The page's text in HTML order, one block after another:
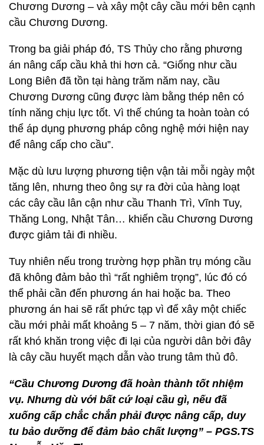
Chương Dương – và xây một cây cầu mới bên cạnh
cầu Chương Dương.
Trong ba giải pháp đó, TS Thủy cho rằng phương
án nâng cấp cầu khả thi hơn cả. “Giống như cầu
Long Biên đã tồn tại hàng trăm năm nay, cầu
Chương Dương cũng được làm bằng thép nên có
tính năng chịu lực tốt. Vì thế chúng ta hoàn toàn có
thể áp dụng phương pháp công nghệ mới hiện nay
để nâng cấp cho cầu”.
Mặc dù lưu lượng phương tiện vận tải mỗi ngày một
tăng lên, nhưng theo ông sự ra đời của hàng loạt
các cây cầu lân cận như cầu Thanh Trì, Vĩnh Tuy,
Thăng Long, Nhật Tân… khiến cầu Chương Dương
được giảm tải đi nhiều.
Tuy nhiên nếu trong trường hợp phần trụ móng cầu
đã không đảm bảo thì “rất nghiêm trọng”, lúc đó có
thể phải cần đến phương án hai hoặc ba. Theo
phương án hai sẽ rất phức tạp vì để xây một chiếc
cầu mới phải mất khoảng 5 – 7 năm, thời gian đó sẽ
rất khó khăn trong việc đi lại của người dân bởi đây
là cây cầu huyết mạch dẫn vào trung tâm thủ đô.
“Cầu Chương Dương đã hoàn thành tốt nhiệm
vụ. Nhưng dù với bất cứ loại cầu gì, nếu đã
xuống cấp chắc chắn phải được nâng cấp, duy
tu bảo dưỡng để đảm bảo chất lượng” – PGS.TS